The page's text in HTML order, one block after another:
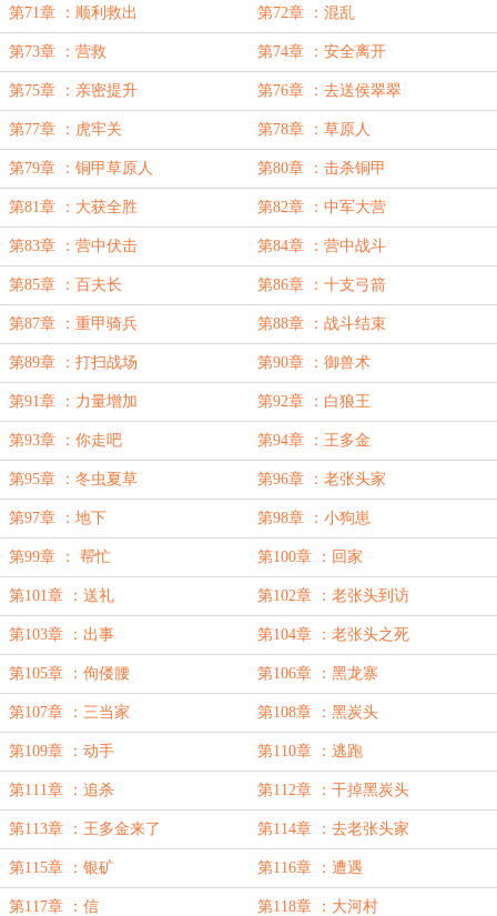
第71章 ：顺利救出 第72章 ：混乱
第73章 ：营救 第74章 ：安全离开
第75章 ：亲密提升 第76章 ：去送侯翠翠
第77章 ：虎牢关 第78章 ：草原人
第79章 ：铜甲草原人 第80章 ：击杀铜甲
第81章 ：大获全胜 第82章 ：中军大营
第83章 ：营中伏击 第84章 ：营中战斗
第85章 ：百夫长 第86章 ：十支弓箭
第87章 ：重甲骑兵 第88章 ：战斗结束
第89章 ：打扫战场 第90章 ：御兽术
第91章 ：力量增加 第92章 ：白狼王
第93章 ：你走吧 第94章 ：王多金
第95章 ：冬虫夏草 第96章 ：老张头家
第97章 ：地下 第98章 ：小狗崽
第99章 ： 帮忙 第100章 ：回家
第101章 ：送礼 第102章 ：老张头到访
第103章 ：出事 第104章 ：老张头之死
第105章 ：佝偻腰 第106章 ：黑龙寨
第107章 ：三当家 第108章 ：黑炭头
第109章 ：动手 第110章 ：逃跑
第111章 ：追杀 第112章 ：干掉黑炭头
第113章 ：王多金来了 第114章 ：去老张头家
第115章 ：银矿 第116章 ：遭遇
第117章 ：信 第118章 ：大河村